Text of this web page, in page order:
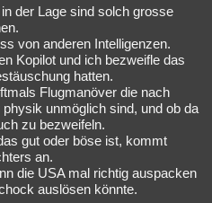
der Lage sind solch grosse
von anderen Intelligenzen.
Kopilot und ich bezweifle das
hatten.
Flugmanöver die nach
unmöglich sind, und ob da
zu bezweifeln.
gut oder böse ist, kommt
an.
die USA mal richtig auspacken
auslösen könnte.